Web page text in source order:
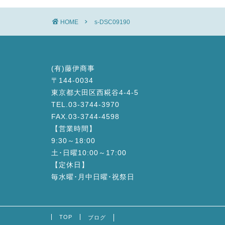
HOME s-DSC09190
(有)藤伊商事
〒144-0034
東京都大田区西糀谷4-4-5
TEL.03-3744-3970
FAX.03-3744-4598
【営業時間】
9:30～18:00
土･日曜10:00～17:00
【定休日】
毎水曜･月中日曜･祝祭日
TOP ブログ